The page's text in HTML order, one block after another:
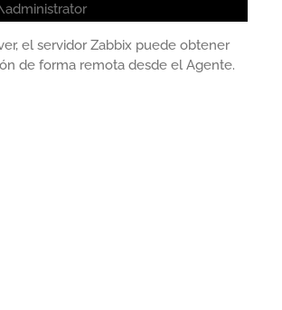
el servidor Zabbix puede obtener
de forma remota desde el Agente.